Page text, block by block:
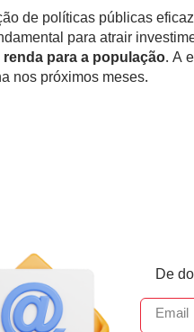
de políticas públicas
para atrair
para a população. A
nos próximos meses.
De